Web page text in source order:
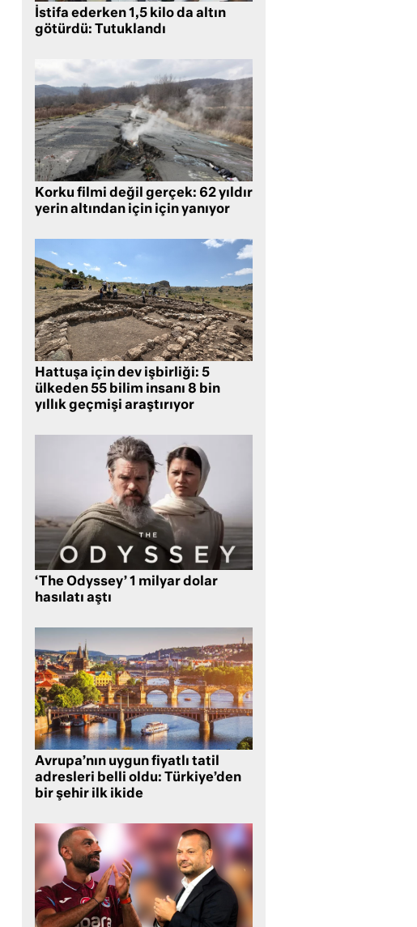
İstifa ederken 1,5 kilo da altın
götürdü: Tutuklandı
Korku filmi değil gerçek: 62 yıldır
yerin altından için için yanıyor
Hattuşa için dev işbirliği: 5
ülkeden 55 bilim insanı 8 bin
yıllık geçmişi araştırıyor
‘The Odyssey’ 1 milyar dolar
hasılatı aştı
Avrupa’nın uygun fiyatlı tatil
adresleri belli oldu: Türkiye’den
bir şehir ilk ikide